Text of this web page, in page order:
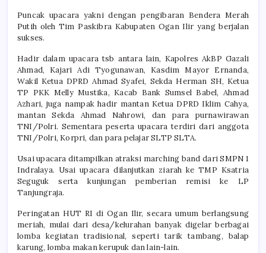
Puncak upacara yakni dengan pengibaran Bendera Merah
Putih oleh Tim Paskibra Kabupaten Ogan Ilir yang berjalan
sukses.
Hadir dalam upacara tsb antara lain, Kapolres AkBP Gazali
Ahmad, Kajari Adi Tyogunawan, Kasdim Mayor Ernanda,
Wakil Ketua DPRD Ahmad Syafei, Sekda Herman SH, Ketua
TP PKK Melly Mustika, Kacab Bank Sumsel Babel, Ahmad
Azhari, juga nampak hadir mantan Ketua DPRD Iklim Cahya,
mantan Sekda Ahmad Nahrowi, dan para purnawirawan
TNI/Polri. Sementara peserta upacara terdiri dari anggota
TNI/Polri, Korpri, dan para pelajar SLTP SLTA.
Usai upacara ditampilkan atraksi marching band dari SMPN 1
Indralaya. Usai upacara dilanjutkan ziarah ke TMP Ksatria
Seguguk serta kunjungan pemberian remisi ke LP
Tanjungraja.
Peringatan HUT RI di Ogan Ilir, secara umum berlangsung
meriah, mulai dari desa/kelurahan banyak digelar berbagai
lomba kegiatan tradisional, seperti tarik tambang, balap
karung, lomba makan kerupuk dan lain-lain.